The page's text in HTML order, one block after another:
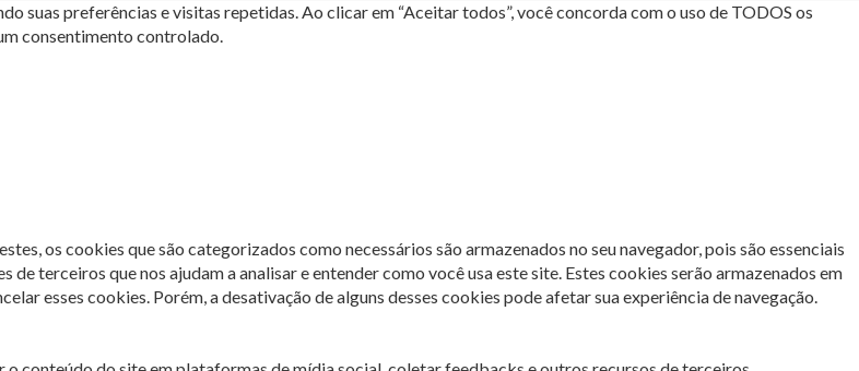
suas preferências e visitas repetidas. Ao clicar em “Aceitar todos”, você concorda com o uso de TODOS os
consentimento controlado.
os cookies que são categorizados como necessários são armazenados no seu navegador, pois são essenciais
terceiros que nos ajudam a analisar e entender como você usa este site. Estes cookies serão armazenados em
esses cookies. Porém, a desativação de alguns desses cookies pode afetar sua experiência de navegação.